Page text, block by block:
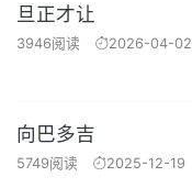
旦正才让
3946阅读 2026-04-02
向巴多吉
5749阅读 2025-12-19